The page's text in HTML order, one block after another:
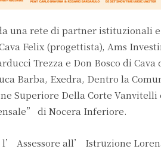
una rete di partner istituzionali
Felix (progettista), Ams
Trezza e Don Bosco di
Barba, Exedra, Dentro la
Superiore Della Corte Vanvitelli
di Nocera Inferiore.
Assessore all’ Istruzione